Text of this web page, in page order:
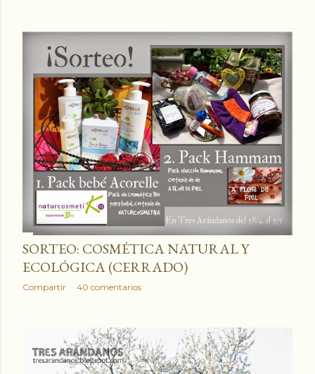
SORTEO: COSMÉTICA NATURAL Y
ECOLÓGICA (CERRADO)
Compartir 40 comentarios